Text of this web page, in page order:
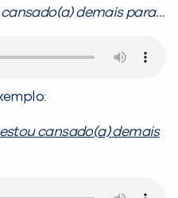
demais para…
cansado(a) demais